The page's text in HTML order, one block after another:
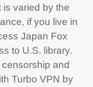
varied by the
if you live in
Japan Fox
to U.S. library.
and
Turbo VPN by